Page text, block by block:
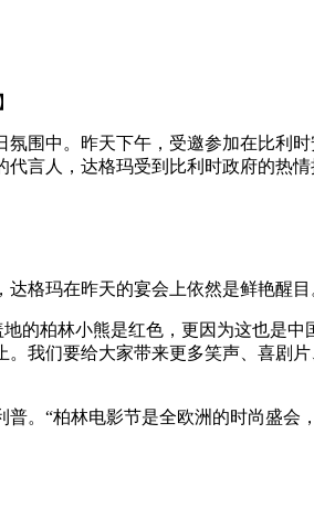
】
围中。昨天下午，受邀参加在比利
言人，达格玛受到比利时政府的热情
格玛在昨天的宴会上依然是鲜艳醒
的柏林小熊是红色，更因为这也是
我们要给大家带来更多笑声、喜
。“柏林电影节是全欧洲的时尚盛